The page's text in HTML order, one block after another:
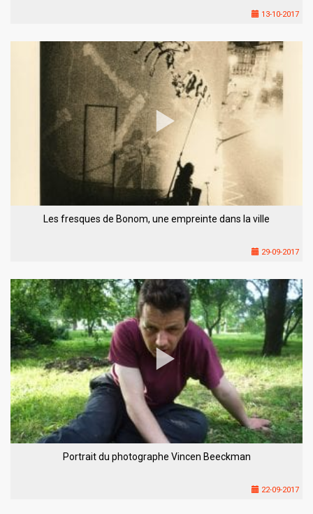
13-10-2017
Les fresques de Bonom, une empreinte dans la ville
29-09-2017
Portrait du photographe Vincen Beeckman
22-09-2017